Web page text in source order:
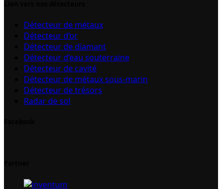
Détecteur de métaux
Détecteur d’or
Détecteur de diamant
Détecteur d’eau souterraine
Détecteur de cavité
Détecteur de métaux sous-marin
Détecteur de trésors
Radar de sol